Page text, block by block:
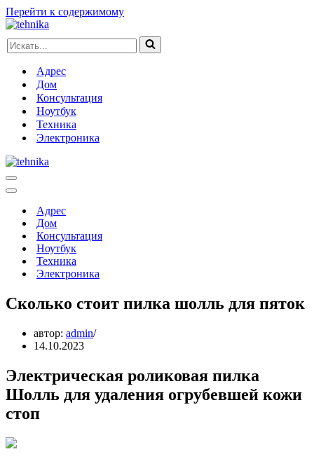
Перейти к содержимому
Искать...
Адрес
Дом
Консультация
Ноутбук
Техника
Электроника
Меню
навигации
Меню
навигацииАдрес
Дом
Консультация
Ноутбук
Техника
Электроника
Сколько стоит пилка шолль для пяток
автор: admin
14.10.2023
Электрическая роликовая пилка
Шолль для удаления огрубевшей кожи
стоп